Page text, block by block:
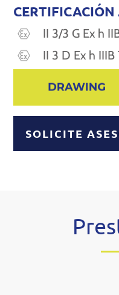
CERTIFICACIÓN
II 3/3 G Ex h
II 3 D Ex h IIIB
SOLICITE